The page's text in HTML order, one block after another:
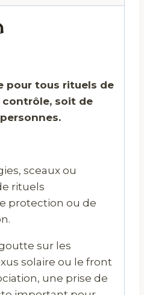
pour tous rituels de
soit de
sceaux ou
rituels
protection ou de
sur les
solaire ou le front
une prise de